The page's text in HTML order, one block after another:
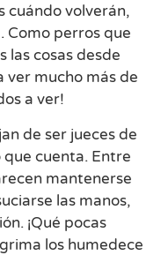
cuándo volverán,
Como perros que
las cosas desde
ver mucho más de
a ver!
de ser jueces de
que cuenta. Entre
mantenerse
las manos,
¡Qué pocas
los humedece